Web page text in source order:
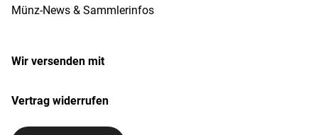
Münz-News & Sammlerinfos
Wir versenden mit
Vertrag widerrufen